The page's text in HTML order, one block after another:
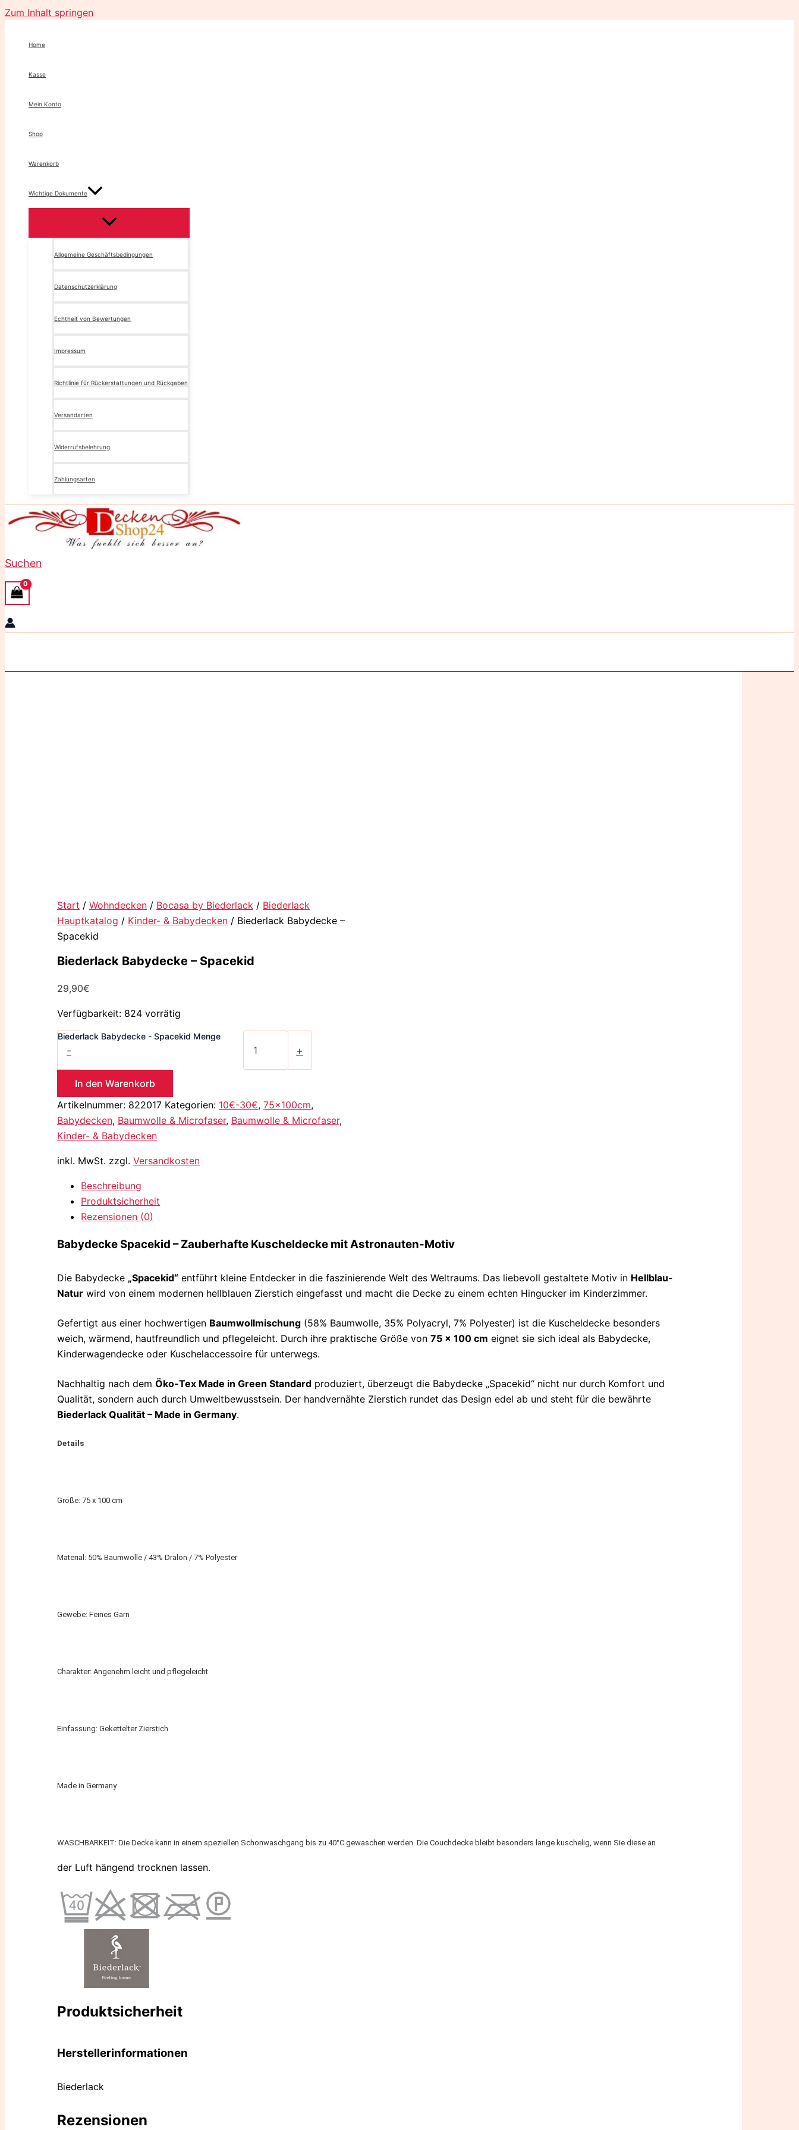
Zum Inhalt springen
Home
Kasse
Mein Konto
Shop
Warenkorb
Wichtige Dokumente
Allgemeine Geschäftsbedingungen
Datenschutzerklärung
Echtheit von Bewertungen
Impressum
Richtlinie für Rückerstattungen und Rückgaben
Versandarten
Widerrufsbelehrung
Zahlungsarten
Suchen
Start / Wohndecken / Bocasa by Biederlack / Biederlack
Hauptkatalog / Kinder- & Babydecken / Biederlack Babydecke –
Spacekid
Biederlack Babydecke – Spacekid
29,90€
Verfügbarkeit: 824 vorrätig
-
Biederlack Babydecke - Spacekid Menge
+
In den Warenkorb
Artikelnummer: 822017 Kategorien: 10€-30€, 75x100cm,
Babydecken, Baumwolle & Microfaser, Baumwolle & Microfaser,
Kinder- & Babydecken
inkl. MwSt. zzgl. Versandkosten
Beschreibung
Produktsicherheit
Rezensionen (0)
Babydecke Spacekid – Zauberhafte Kuscheldecke mit Astronauten-Motiv
Die Babydecke „Spacekid“ entführt kleine Entdecker in die faszinierende Welt des Weltraums. Das liebevoll gestaltete Motiv in Hellblau-
Natur wird von einem modernen hellblauen Zierstich eingefasst und macht die Decke zu einem echten Hingucker im Kinderzimmer.
Gefertigt aus einer hochwertigen Baumwollmischung (58% Baumwolle, 35% Polyacryl, 7% Polyester) ist die Kuscheldecke besonders
weich, wärmend, hautfreundlich und pflegeleicht. Durch ihre praktische Größe von 75 x 100 cm eignet sie sich ideal als Babydecke,
Kinderwagendecke oder Kuschelaccessoire für unterwegs.
Nachhaltig nach dem Öko-Tex Made in Green Standard produziert, überzeugt die Babydecke „Spacekid“ nicht nur durch Komfort und
Qualität, sondern auch durch Umweltbewusstsein. Der handvernähte Zierstich rundet das Design edel ab und steht für die bewährte
Biederlack Qualität – Made in Germany.
Details
Größe: 75 x 100 cm
Material: 50% Baumwolle / 43% Dralon / 7% Polyester
Gewebe: Feines Garn
Charakter: Angenehm leicht und pflegeleicht
Einfassung: Gekettelter Zierstich
Made in Germany
WASCHBARKEIT: Die Decke kann in einem speziellen Schonwaschgang bis zu 40°C gewaschen werden. Die Couchdecke bleibt besonders lange kuschelig, wenn Sie diese an
der Luft hängend trocknen lassen.
Produktsicherheit
Herstellerinformationen
Biederlack
Rezensionen